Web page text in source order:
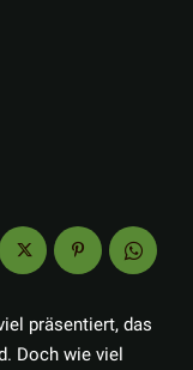
präsentiert, das
Doch wie viel